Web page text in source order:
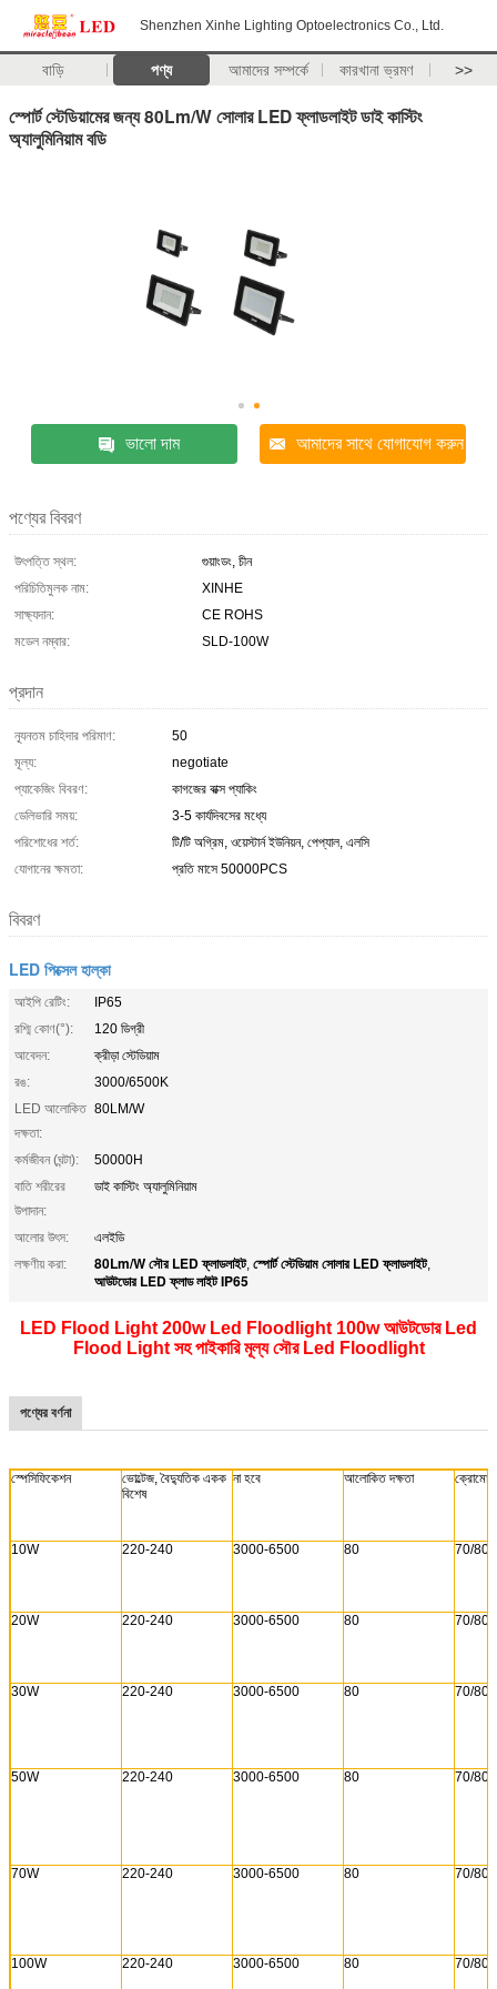
Shenzhen Xinhe Lighting Optoelectronics Co., Ltd.
বাড়ি পণ্য আমাদের সম্পর্কে কারখানা ভ্রমণ >>
স্পোর্ট স্টেডিয়ামের জন্য 80Lm/W সোলার LED ফ্লাডলাইট ডাই কাস্টিং
অ্যালুমিনিয়াম বডি
ভালো দাম আমাদের সাথে যোগাযোগ করুন
পণ্যের বিবরণ
উৎপত্তি স্থল:
গুয়াংডং, চীন
পরিচিতিমুলক নাম:
XINHE
সাক্ষ্যদান:
CE ROHS
মডেল নম্বার:
SLD-100W
প্রদান
ন্যূনতম চাহিদার পরিমাণ:
50
মূল্য:
negotiate
প্যাকেজিং বিবরণ:
কাগজের বাক্স প্যাকিং
ডেলিভারি সময়:
3-5 কার্যদিবসের মধ্যে
পরিশোধের শর্ত:
টি/টি অগ্রিম, ওয়েস্টার্ন ইউনিয়ন, পেপ্যাল, এলসি
যোগানের ক্ষমতা:
প্রতি মাসে 50000PCS
বিবরণ
LED পিক্সেল হাল্কা
আইপি রেটিং:
IP65
রশ্মি কোণ(°):
120 ডিগ্রী
আবেদন:
ক্রীড়া স্টেডিয়াম
রঙ:
3000/6500K
LED আলোকিত
দক্ষতা:
80LM/W
কর্মজীবন (ঘন্টা):
50000H
বাতি শরীরের
উপাদান:
ডাই কাস্টিং অ্যালুমিনিয়াম
আলোর উৎস:
এলইডি
লক্ষণীয় করা:
80Lm/W সৌর LED ফ্লাডলাইট, স্পোর্ট স্টেডিয়াম সোলার LED ফ্লাডলাইট,
আউটডোর LED ফ্লাড লাইট IP65
LED Flood Light 200w Led Floodlight 100w আউটডোর Led
Flood Light সহ পাইকারি মূল্য সৌর Led Floodlight
পণ্যের বর্ণনা
স্পেসিফিকেশন
ভোল্টেজ, বৈদ্যুতিক একক
বিশেষ
না হবে আলোকিত দক্ষতা
10W 220-240 3000-6500 80 70/80
20W 220-240 3000-6500 80 70/80
30W 220-240 3000-6500 80 70/80
50W 220-240 3000-6500 80 70/80
70W 220-240 3000-6500 80 70/80
100W 220-240 3000-6500 80 70/80